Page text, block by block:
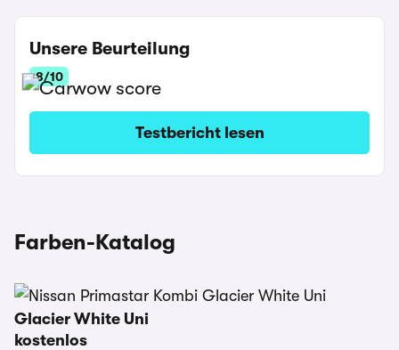
Unsere Beurteilung
8/10
Testbericht lesen
Farben-Katalog
Glacier White Uni
kostenlos